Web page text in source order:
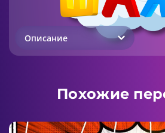
Описание
Похожие